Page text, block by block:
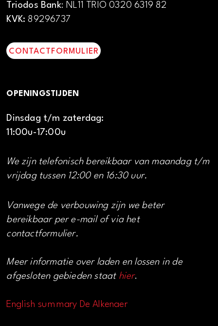
Triodos Bank: NL11 TRIO 0320 6319 82
KVK: 89296737
CONTACTFORMULIER
OPENINGSTIJDEN
Dinsdag t/m zaterdag:
11:00u-17:00u
We zijn telefonisch bereikbaar van maandag t/m
vrijdag tussen 12:00 en 16:30 uur.
Vanwege de verbouwing zijn we beter
bereikbaar per e-mail of via het
contactformulier.
Meer informatie over laden en lossen in de
afgesloten gebieden staat hier.
English summary De Alkenaer